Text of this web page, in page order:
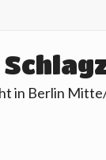
in Berlin